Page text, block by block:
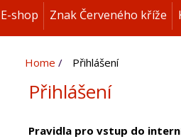
E-shop Znak Červeného kříže
Home Přihlášení
Přihlášení
Pravidla pro vstup do